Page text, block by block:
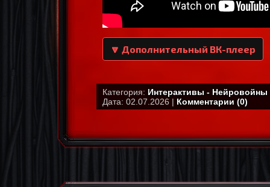
🔽 Дополнительный ВК-плеер
Категория: Интерактивы - Нейровойны
Дата: 02.07.2026 | Комментарии (0)